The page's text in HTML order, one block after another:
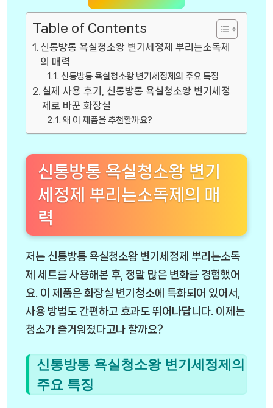
Table of Contents
신통방통 욕실청소왕 변기세정제 뿌리는소독제
의 매력
신통방통 욕실청소왕 변기세정제의 주요 특징
실제 사용 후기, 신통방통 욕실청소왕 변기세정
제로 바꾼 화장실
왜 이 제품을 추천할까요?
신통방통 욕실청소왕 변기
세정제 뿌리는소독제의 매
력
저는 신통방통 욕실청소왕 변기세정제 뿌리는소독
제 세트를 사용해본 후, 정말 많은 변화를 경험했어
요. 이 제품은 화장실 변기청소에 특화되어 있어서,
사용 방법도 간편하고 효과도 뛰어나답니다. 이제는
청소가 즐거워졌다고나 할까요?
신통방통 욕실청소왕 변기세정제의
주요 특징